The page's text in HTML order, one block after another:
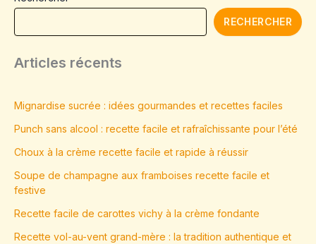
RECHERCHER
Articles récents
Mignardise sucrée : idées gourmandes et recettes faciles
Punch sans alcool : recette facile et rafraîchissante pour l’été
Choux à la crème recette facile et rapide à réussir
Soupe de champagne aux framboises recette facile et
festive
Recette facile de carottes vichy à la crème fondante
Recette vol-au-vent grand-mère : la tradition authentique et